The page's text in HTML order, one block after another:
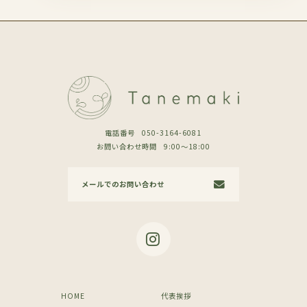
電話番号
050-3164-6081
お問い合わせ時間
9:00〜18:00
メールでのお問い合わせ
HOME 代表挨拶